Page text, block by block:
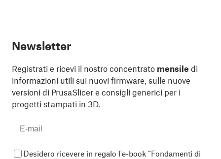
Newsletter
Registrati e ricevi il nostro concentrato mensile di
informazioni utili sui nuovi firmware, sulle nuove
versioni di PrusaSlicer e consigli generici per i
progetti stampati in 3D.
Desidero ricevere in regalo l'e-book “Fondamenti di